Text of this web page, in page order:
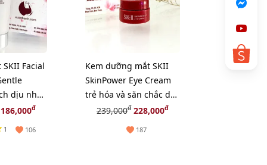
Facial
dịu nhẹ
đ
1 106
Kem dưỡng mắt SKII
SkinPower Eye Cream
trẻ hóa và săn chắc da
vùng mắt - 2.5g
239,000đ228,000đ
187